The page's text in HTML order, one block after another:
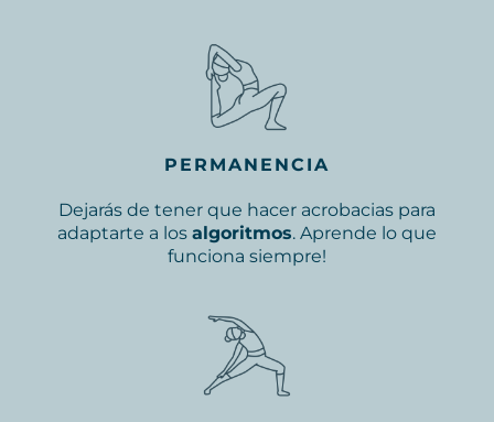
PERMANENCIA
Dejarás de tener que hacer acrobacias para
adaptarte a los algoritmos. Aprende lo que
funciona siempre!